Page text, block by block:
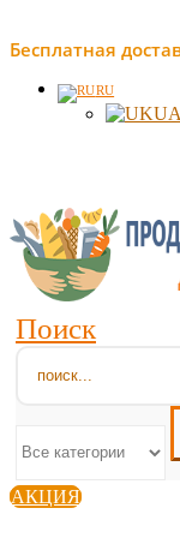
Бесплатная
RU
UA
Поиск
АКЦИЯ